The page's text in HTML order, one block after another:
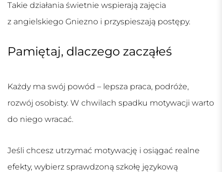
Takie działania świetnie wspierają zajęcia
z angielskiego Gniezno i przyspieszają postępy.
Pamiętaj, dlaczego zacząłeś
Każdy ma swój powód – lepsza praca, podróże,
rozwój osobisty. W chwilach spadku motywacji warto
do niego wracać.
Jeśli chcesz utrzymać motywację i osiągać realne
efekty, wybierz sprawdzoną szkołę językową